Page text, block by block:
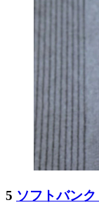
5 ソフトバン